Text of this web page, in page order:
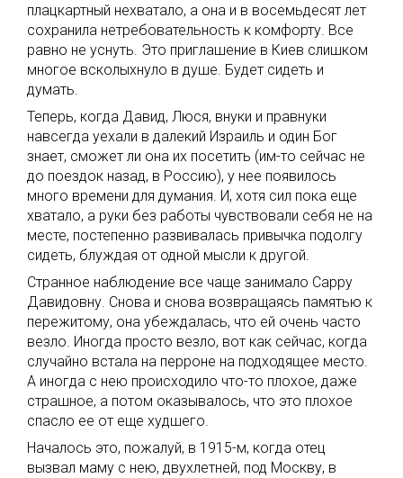
плацкартный нехватало, а она и в восемьдесят лет
сохранила нетребовательность к комфорту. Все
равно не уснуть. Это приглашение в Киев слишком
многое всколыхнуло в душе. Будет сидеть и
думать.
Теперь, когда Давид, Люся, внуки и правнуки
навсегда уехали в далекий Израиль и один Бог
знает, сможет ли она их посетить (им-то сейчас не
до поездок назад, в Россию), у нее появилось
много времени для думания. И, хотя сил пока еще
хватало, а руки без работы чувствовали себя не на
месте, постепенно развивалась привычка подолгу
сидеть, блуждая от одной мысли к другой.
Странное наблюдение все чаще занимало Сарру
Давидовну. Снова и снова возвращаясь памятью к
пережитому, она убеждалась, что ей очень часто
везло. Иногда просто везло, вот как сейчас, когда
случайно встала на перроне на подходящее место.
А иногда с нею происходило что-то плохое, даже
страшное, а потом оказывалось, что это плохое
спасло ее от еще худшего.
Началось это, пожалуй, в 1915-м, когда отец
вызвал маму с нею, двухлетней, под Москву, в